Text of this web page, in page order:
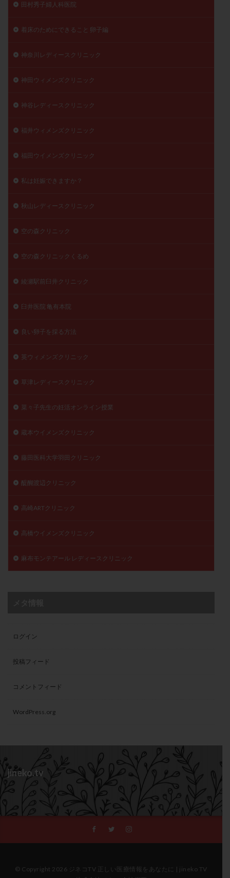
田村秀子婦人科医院
着床のためにできること 卵子編
神奈川レディースクリニック
神田ウィメンズクリニック
神谷レディースクリニック
福井ウィメンズクリニック
福田ウイメンズクリニック
私は妊娠できますか？
秋山レディースクリニック
空の森クリニック
空の森クリニックくるめ
綾瀬駅前臼井クリニック
臼井医院 亀有本院
良い卵子を採る方法
英ウィメンズクリニック
草津レディースクリニック
菜々子先生の妊活オンライン授業
蔵本ウイメンズクリニック
藤田医科大学羽田クリニック
醍醐渡辺クリニック
高崎ARTクリニック
高橋ウイメンズクリニック
麻布モンテアール レディースクリニック
ログイン
投稿フィード
コメントフィード
WordPress.org
jineko.tv
© Copyright 2026 ジネコTV 正しい医療情報をあなたに | jineko TV